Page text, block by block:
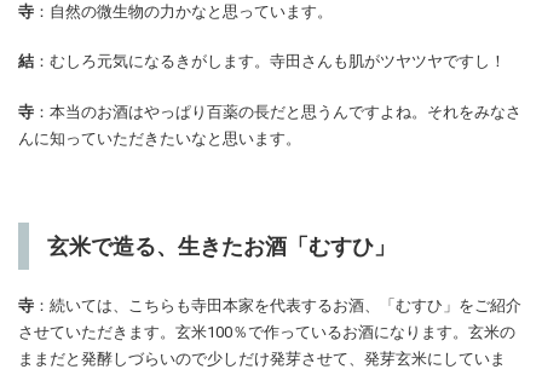
寺 ：自然の微生物の力かなと思っています。
結 ：むしろ元気になるきがします。寺田さんも肌がツヤツヤですし！
寺 ：本当のお酒はやっぱり百薬の長だと思うんですよね。それをみなさ
んに知っていただきたいなと思います。
玄米で造る、生きたお酒「むすひ」
寺 ：続いては、こちらも寺田本家を代表するお酒、「むすひ」をご紹介
させていただきます。玄米100％で作っているお酒になります。玄米の
ままだと発酵しづらいので少しだけ発芽させて、発芽玄米にしていま